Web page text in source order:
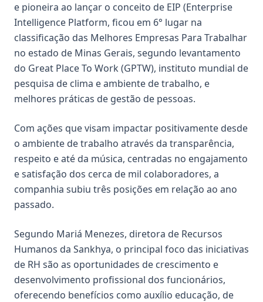
e pioneira ao lançar o conceito de EIP (Enterprise
Intelligence Platform, ficou em 6° lugar na
classificação das Melhores Empresas Para Trabalhar
no estado de Minas Gerais, segundo levantamento
do Great Place To Work (GPTW), instituto mundial de
pesquisa de clima e ambiente de trabalho, e
melhores práticas de gestão de pessoas.
Com ações que visam impactar positivamente desde
o ambiente de trabalho através da transparência,
respeito e até da música, centradas no engajamento
e satisfação dos cerca de mil colaboradores, a
companhia subiu três posições em relação ao ano
passado.
Segundo Mariá Menezes, diretora de Recursos
Humanos da Sankhya, o principal foco das iniciativas
de RH são as oportunidades de crescimento e
desenvolvimento profissional dos funcionários,
oferecendo benefícios como auxílio educação, de